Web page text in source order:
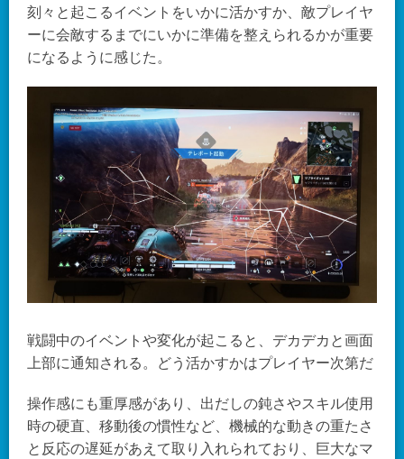
刻々と起こるイベントをいかに活かすか、敵プレイヤ
ーに会敵するまでにいかに準備を整えられるかが重要
になるように感じた。
戦闘中のイベントや変化が起こると、デカデカと画面
上部に通知される。どう活かすかはプレイヤー次第だ
操作感にも重厚感があり、出だしの鈍さやスキル使用
時の硬直、移動後の慣性など、機械的な動きの重たさ
と反応の遅延があえて取り入れられており、巨大なマ